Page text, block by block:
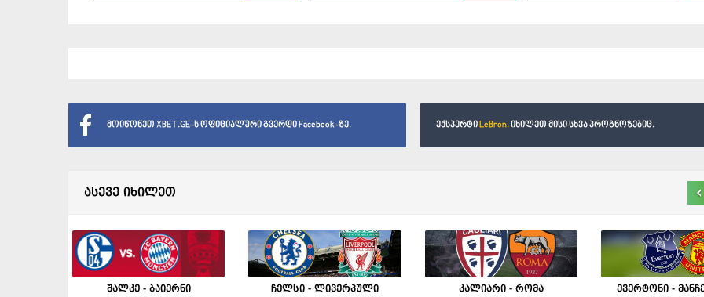
მოიწონეთ XBET.GE-ს ოფიციალური გვერდი Facebook-ზე. ექსპერტი LeBron.იხილეთ მისი სხვა პროგნოზებიც.
ასევე იხილეთ
შალკე - ბაიერნი ჩელსი - ლივერპული კალიარი - რომა ევერტონი -
‹